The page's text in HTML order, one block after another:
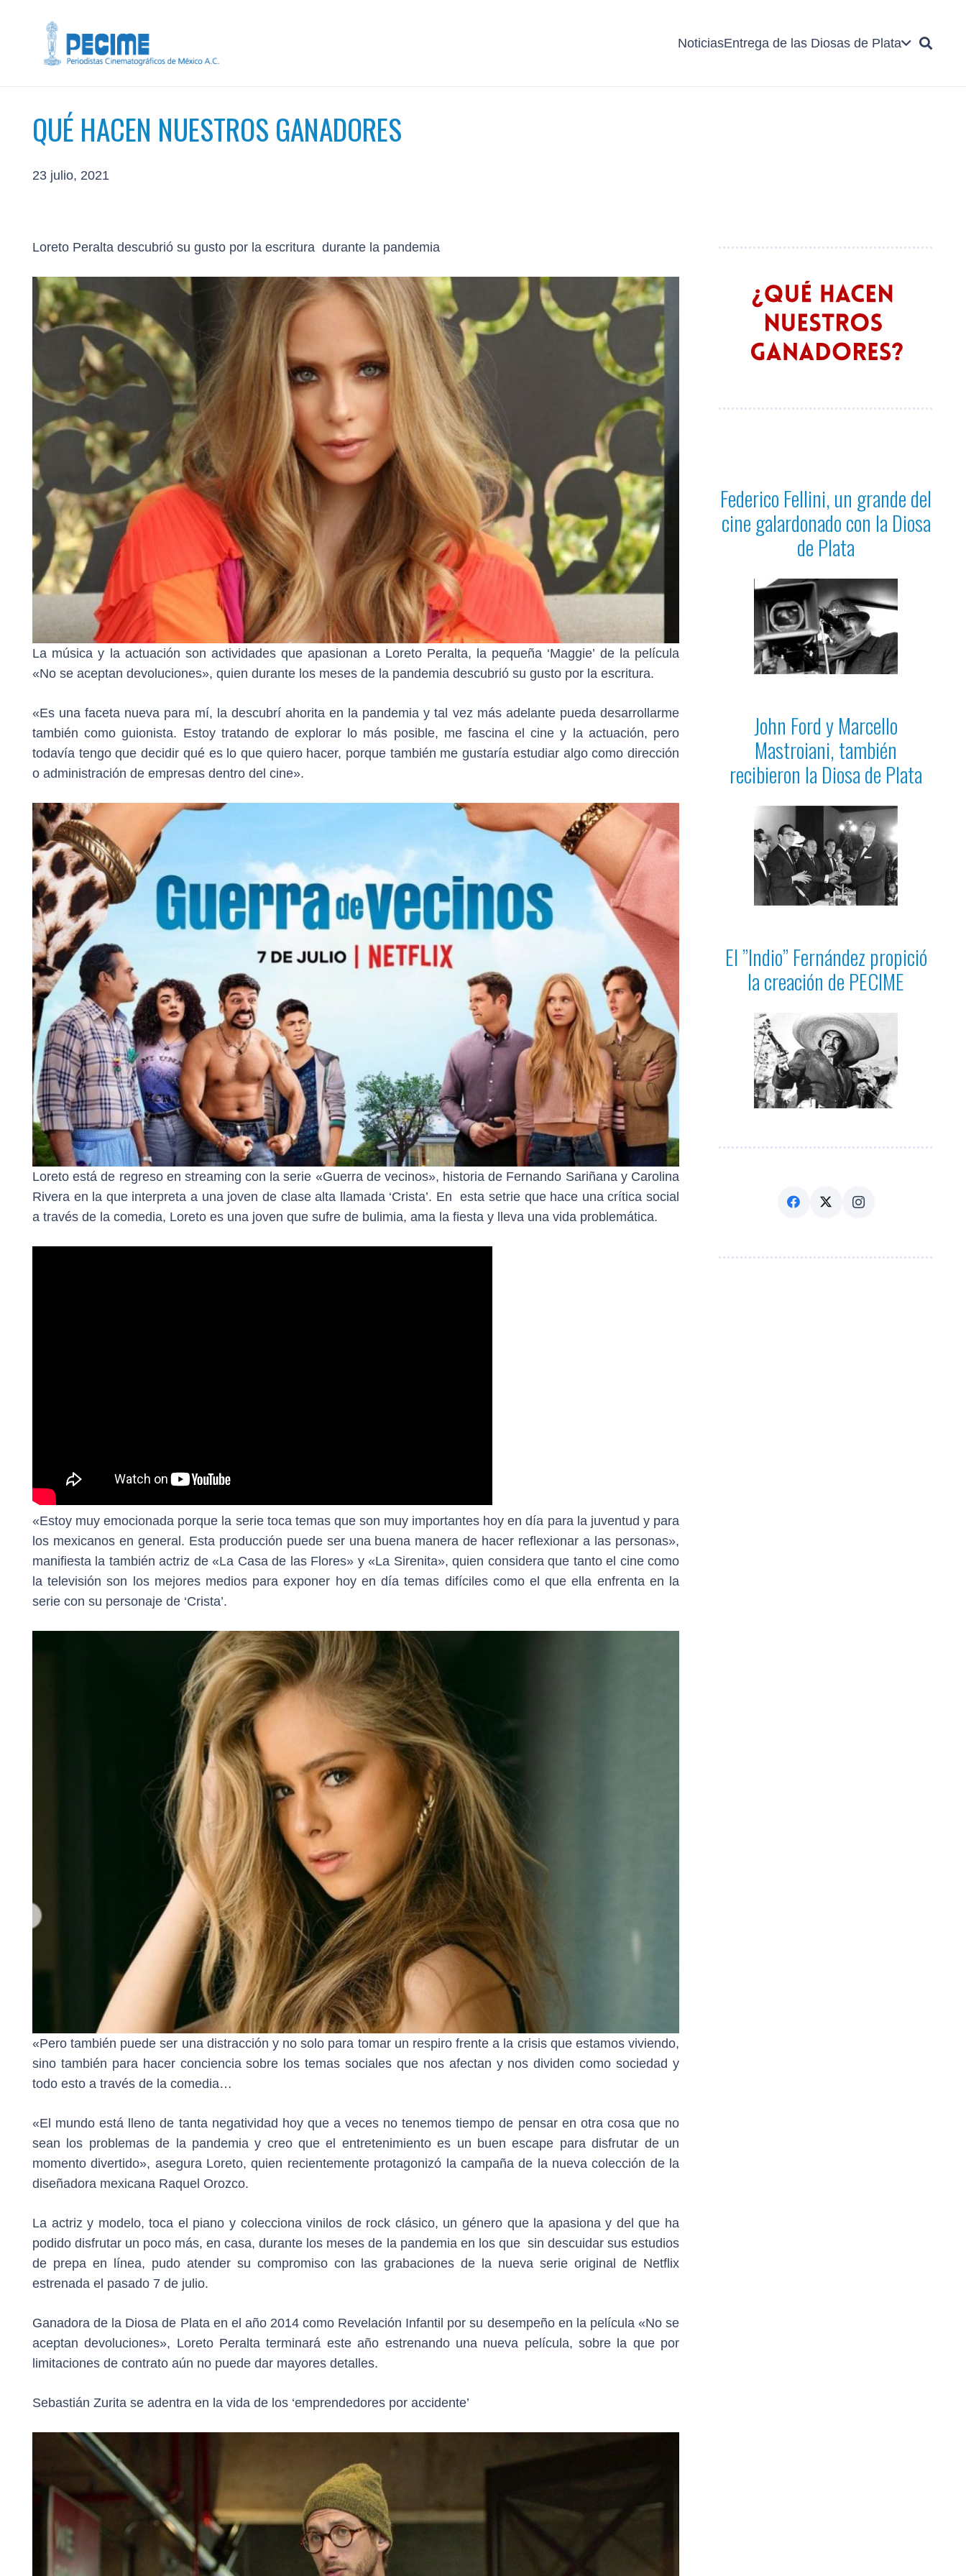
NoticiasEntrega de las Diosas de Plata
QUÉ HACEN NUESTROS GANADORES
23 julio, 2021
Loreto Peralta descubrió su gusto por la escritura durante la pandemia
La música y la actuación son actividades que apasionan a Loreto Peralta, la pequeña ‘Maggie’ de la película
«No se aceptan devoluciones», quien durante los meses de la pandemia descubrió su gusto por la escritura.
«Es una faceta nueva para mí, la descubrí ahorita en la pandemia y tal vez más adelante pueda desarrollarme
también como guionista. Estoy tratando de explorar lo más posible, me fascina el cine y la actuación, pero
todavía tengo que decidir qué es lo que quiero hacer, porque también me gustaría estudiar algo como dirección
o administración de empresas dentro del cine».
Loreto está de regreso en streaming con la serie «Guerra de vecinos», historia de Fernando Sariñana y Carolina
Rivera en la que interpreta a una joven de clase alta llamada ‘Crista’. En esta setrie que hace una crítica social
a través de la comedia, Loreto es una joven que sufre de bulimia, ama la fiesta y lleva una vida problemática.
«Estoy muy emocionada porque la serie toca temas que son muy importantes hoy en día para la juventud y para
los mexicanos en general. Esta producción puede ser una buena manera de hacer reflexionar a las personas»,
manifiesta la también actriz de «La Casa de las Flores» y «La Sirenita», quien considera que tanto el cine como
la televisión son los mejores medios para exponer hoy en día temas difíciles como el que ella enfrenta en la
serie con su personaje de ‘Crista’.
«Pero también puede ser una distracción y no solo para tomar un respiro frente a la crisis que estamos viviendo,
sino también para hacer conciencia sobre los temas sociales que nos afectan y nos dividen como sociedad y
todo esto a través de la comedia…
«El mundo está lleno de tanta negatividad hoy que a veces no tenemos tiempo de pensar en otra cosa que no
sean los problemas de la pandemia y creo que el entretenimiento es un buen escape para disfrutar de un
momento divertido», asegura Loreto, quien recientemente protagonizó la campaña de la nueva colección de la
diseñadora mexicana Raquel Orozco.
La actriz y modelo, toca el piano y colecciona vinilos de rock clásico, un género que la apasiona y del que ha
podido disfrutar un poco más, en casa, durante los meses de la pandemia en los que sin descuidar sus estudios
de prepa en línea, pudo atender su compromiso con las grabaciones de la nueva serie original de Netflix
estrenada el pasado 7 de julio.
Ganadora de la Diosa de Plata en el año 2014 como Revelación Infantil por su desempeño en la película «No se
aceptan devoluciones», Loreto Peralta terminará este año estrenando una nueva película, sobre la que por
limitaciones de contrato aún no puede dar mayores detalles.
Sebastián Zurita se adentra en la vida de los ‘emprendedores por accidente’
Federico Fellini, un grande del
cine galardonado con la Diosa
de Plata
John Ford y Marcello
Mastroiani, también
recibieron la Diosa de Plata
El ”Indio” Fernández propició
la creación de PECIME